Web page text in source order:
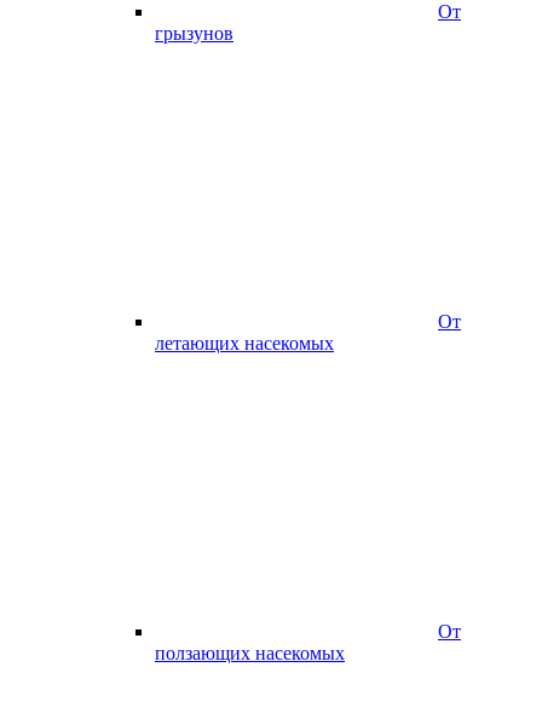
От
грызунов
От
летающих насекомых
От
ползающих насекомых